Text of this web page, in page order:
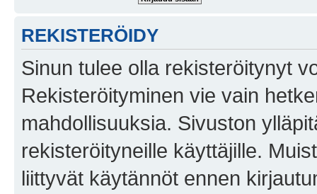
REKISTERÖIDY
Sinun tulee olla rekisteröitynyt
Rekisteröityminen vie vain
mahdollisuuksia. Sivuston
rekisteröityneille käyttäjille.
liittyvät käytännöt ennen